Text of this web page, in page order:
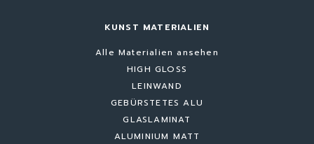
KUNST MATERIALIEN
Alle Materialien ansehen
HIGH GLOSS
LEINWAND
GEBÜRSTETES ALU
GLASLAMINAT
ALUMINIUM MATT